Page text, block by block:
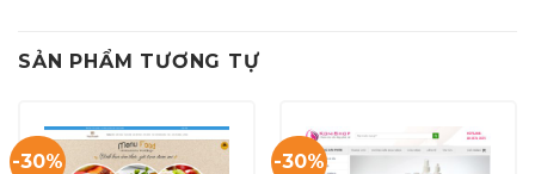
SẢN PHẨM TƯƠNG TỰ
-30% -30%